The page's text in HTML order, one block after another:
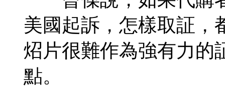
美國起訴，怎樣取証，
炤片很難作為強有力的
點。